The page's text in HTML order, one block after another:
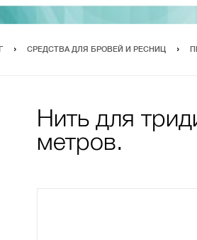
СРЕДСТВА ДЛЯ БРОВЕЙ И РЕСНИЦ
Нить для
метров.